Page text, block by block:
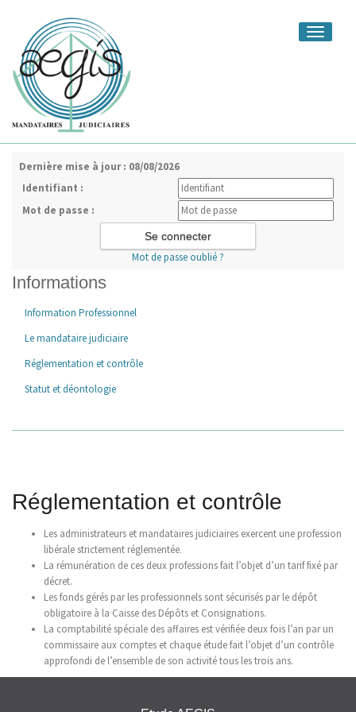
Toggle
Dernière mise à jour : 08/08/2026
Identifiant :
Mot de passe :
Mot de passe oublié ?
Informations
Information Professionnel
Le mandataire judiciaire
Réglementation et contrôle
Statut et déontologie
Réglementation et contrôle
Les administrateurs et mandataires judiciaires exercent une profession
libérale strictement réglementée.
La rémunération de ces deux professions fait l’objet d’un tarif fixé par
décret.
Les fonds gérés par les professionnels sont sécurisés par le dépôt
obligatoire à la Caisse des Dépôts et Consignations.
La comptabilité spéciale des affaires est vérifiée deux fois l’an par un
commissaire aux comptes et chaque étude fait l’objet d’un contrôle
approfondi de l’ensemble de son activité tous les trois ans.